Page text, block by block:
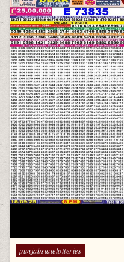
Posted
punjabstatelotteries